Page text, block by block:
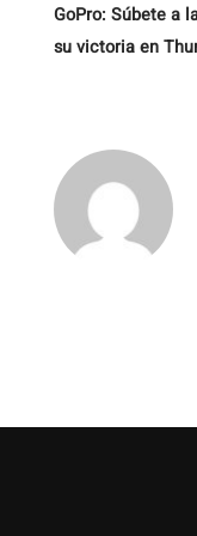
GoPro: Súbete a
su victoria en